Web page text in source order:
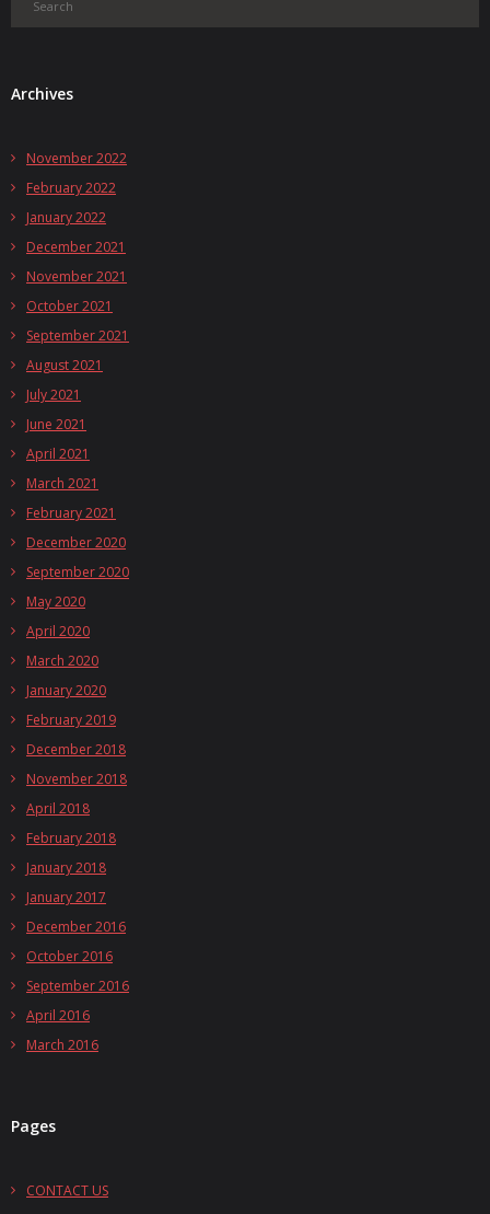
Archives
November 2022
February 2022
January 2022
December 2021
November 2021
October 2021
September 2021
August 2021
July 2021
June 2021
April 2021
March 2021
February 2021
December 2020
September 2020
May 2020
April 2020
March 2020
January 2020
February 2019
December 2018
November 2018
April 2018
February 2018
January 2018
January 2017
December 2016
October 2016
September 2016
April 2016
March 2016
Pages
CONTACT US